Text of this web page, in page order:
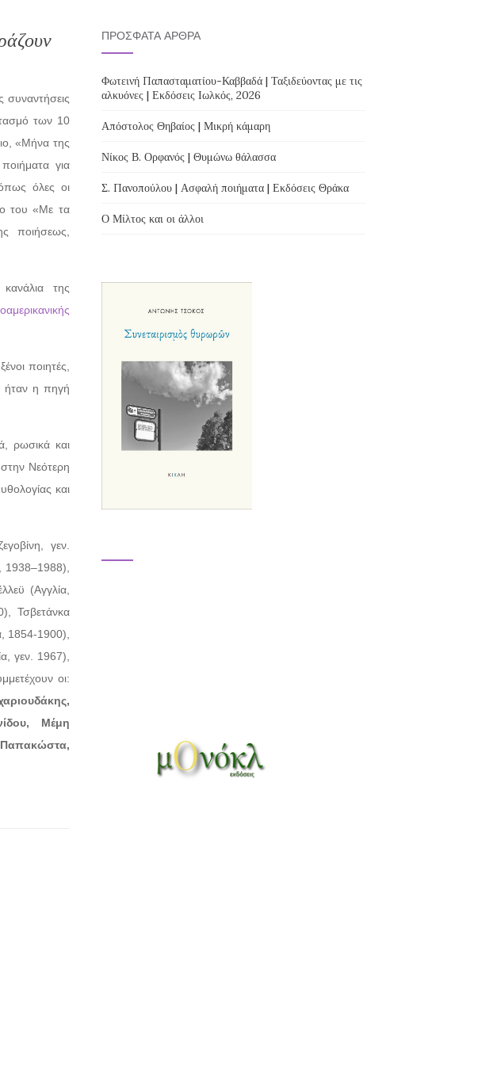
συναντήσεις
των 10
«Μήνα της
για
όλες οι
του «Με τα
ποιήσεως,
της
ποιητές,
ήταν η πηγή
ρωσικά και
Νεότερη
και
γεν.
1938–1988),
(Αγγλία,
Τσβετάνκα
1854-1900),
γεν. 1967),
οι:
Μέμη
Παπακώστα,
ΠΡΌΣΦΑΤΑ ΆΡΘΡΑ
Φωτεινή Παπασταματίου-Καββαδά | Ταξιδεύοντας με τις
αλκυόνες | Εκδόσεις Ιωλκός, 2026
Απόστολος Θηβαίος | Μικρή κάμαρη
Νίκος Β. Ορφανός | Θυμώνω θάλασσα
Σ. Πανοπούλου | Ασφαλή ποιήματα | Εκδόσεις Θράκα
Ο Μίλτος και οι άλλοι